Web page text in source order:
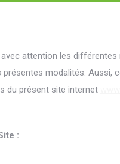
attention les différentes
présentes modalités. Aussi,
du présent site internet
: